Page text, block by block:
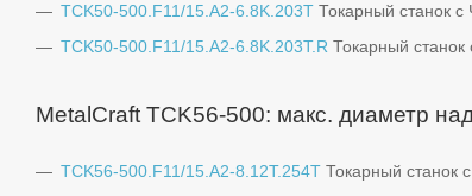
TCK50-500.F11/15.A2-6.8K.203T Токарный станок
TCK50-500.F11/15.A2-6.8K.203T.R Токарный
MetalCraft TCK56-500: макс. диаметр
TCK56-500.F11/15.A2-8.12T.254T Токарный станок